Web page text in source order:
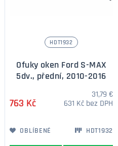
HDT1932
Ofuky oken Ford S-MAX
5dv., přední, 2010-2016
763 Kč
31,79 €
631 Kč bez DPH
OBLÍBENÉ HDT1932